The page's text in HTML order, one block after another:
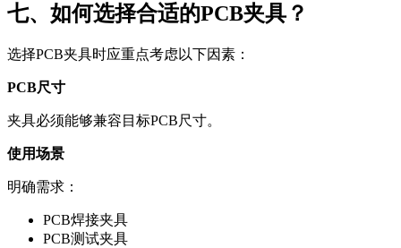
七、如何选择合适的PCB夹具？
选择PCB夹具时应重点考虑以下因素：
PCB尺寸
夹具必须能够兼容目标PCB尺寸。
使用场景
明确需求：
PCB焊接夹具
PCB测试夹具